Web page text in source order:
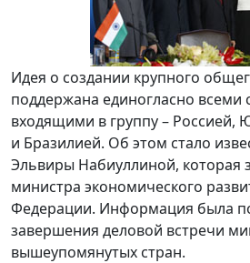
Идея о создании крупного
поддержана единогласно всеми
входящими в группу – Россией,
и Бразилией. Об этом стало
Эльвиры Набиуллиной, которая
министра экономического
Федерации. Информация была
завершения деловой встречи
вышеупомянутых стран.